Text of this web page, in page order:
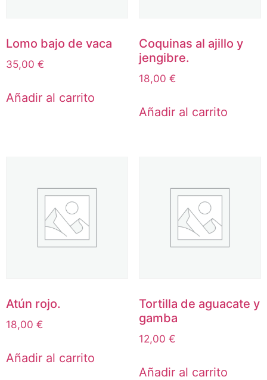
Lomo bajo de vaca
35,00 €
Añadir al carrito
Coquinas al ajillo y
jengibre.
18,00 €
Añadir al carrito
Atún rojo.
18,00 €
Añadir al carrito
Tortilla de aguacate y
gamba
12,00 €
Añadir al carrito